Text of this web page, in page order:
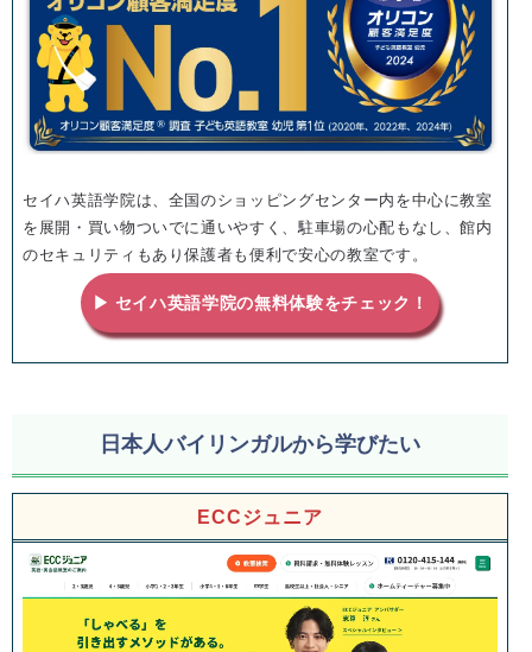
セイハ英語学院は、全国のショッピングセンター内を中心に教室
を展開・買い物ついでに通いやすく、駐車場の心配もなし、館内
のセキュリティもあり保護者も便利で安心の教室です。
▶ セイハ英語学院の無料体験をチェック！
日本人バイリンガルから学びたい
ECCジュニア